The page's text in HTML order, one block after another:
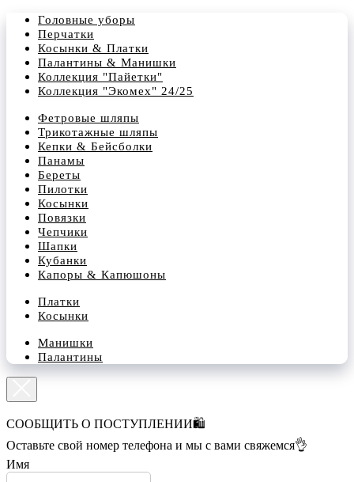
Головные уборы
Перчатки
Косынки & Платки
Палантины & Манишки
Коллекция "Пайетки"
Коллекция "Экомех" 24/25
Фетровые шляпы
Трикотажные шляпы
Кепки & Бейсболки
Панамы
Береты
Пилотки
Косынки
Повязки
Чепчики
Шапки
Кубанки
Капоры & Капюшоны
Платки
Косынки
Манишки
Палантины
СООБЩИТЬ О ПОСТУПЛЕНИИ🛍️
Оставьте свой номер телефона и мы с вами свяжемся👌
Имя